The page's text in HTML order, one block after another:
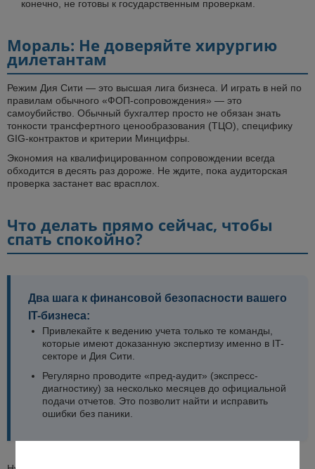
конечно, не готовы к государственным проверкам.
Мораль: Не доверяйте хирургию
дилетантам
Режим Дия Сити — это высшая лига бизнеса. И играть в ней по
правилам обычного «ФОП-сопровождения» — это
самоубийство. Обычный бухгалтер просто не обязан знать
тонкости трансфертного ценообразования (ТЦО), специфику
GIG-контрактов и критерии Минцифры.
Экономия на квалифицированном сопровождении всегда
обходится в десять раз дороже. Не ждите, пока аудиторская
проверка застанет вас врасплох.
Что делать прямо сейчас, чтобы
спать спокойно?
Два шага к финансовой безопасности вашего
IT-бизнеса:
Привлекайте к ведению учета только те команды,
которые имеют доказанную экспертизу именно в IT-
секторе и Дия Сити.
Регулярно проводите «пред-аудит» (экспресс-
диагностику) за несколько месяцев до официальной
подачи отчетов. Это позволит найти и исправить
ошибки без паники.